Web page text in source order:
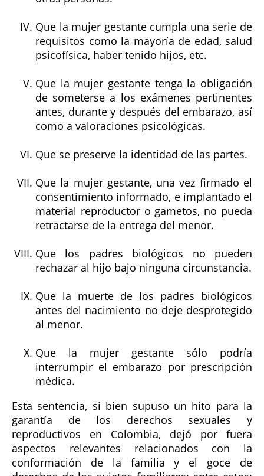
Que la mujer gestante cumpla una serie de
requisitos como la mayoría de edad, salud
psicofísica, haber tenido hijos, etc.
Que la mujer gestante tenga la obligación
de someterse a los exámenes pertinentes
antes, durante y después del embarazo, así
como a valoraciones psicológicas.
Que se preserve la identidad de las partes.
Que la mujer gestante, una vez firmado el
consentimiento informado, e implantado el
material reproductor o gametos, no pueda
retractarse de la entrega del menor.
Que los padres biológicos no pueden
rechazar al hijo bajo ninguna circunstancia.
Que la muerte de los padres biológicos
antes del nacimiento no deje desprotegido
al menor.
Que la mujer gestante sólo podría
interrumpir el embarazo por prescripción
médica.
Esta sentencia, si bien supuso un hito para la
garantía de los derechos sexuales y
reproductivos en Colombia, dejó por fuera
aspectos relevantes relacionados con la
conformación de la familia y el goce de